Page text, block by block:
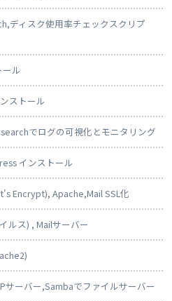
ディスク使用率チェックスクリプ
ル
ストール
でログの可視化とモニタリング
インストール
Encrypt), Apache,Mail SSL化
ルス) , Mailサーバー
サーバー,Sambaでファイルサーバー